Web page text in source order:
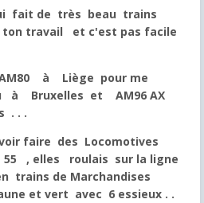
fait de très beau trains
travail et c'est pas facile
à Liège pour me
Bruxelles et AM96 AX
. . .
faire des Locomotives
, elles roulais sur la ligne
trains de Marchandises
et vert avec 6 essieux . .